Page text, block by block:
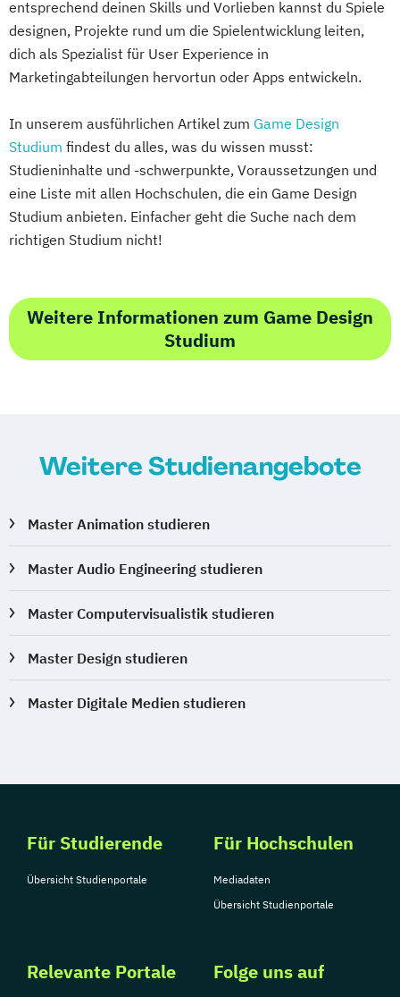
entsprechend deinen Skills und Vorlieben kannst du Spiele
designen, Projekte rund um die Spielentwicklung leiten,
dich als Spezialist für User Experience in
Marketingabteilungen hervortun oder Apps entwickeln.
In unserem ausführlichen Artikel zum Game Design
Studium findest du alles, was du wissen musst:
Studieninhalte und -schwerpunkte, Voraussetzungen und
eine Liste mit allen Hochschulen, die ein Game Design
Studium anbieten. Einfacher geht die Suche nach dem
richtigen Studium nicht!
Weitere Informationen zum Game Design
Studium
Weitere Studienangebote
Master Animation studieren
Master Audio Engineering studieren
Master Computervisualistik studieren
Master Design studieren
Master Digitale Medien studieren
Für Studierende
Übersicht Studienportale
Für Hochschulen
Mediadaten
Übersicht Studienportale
Relevante Portale Folge uns auf